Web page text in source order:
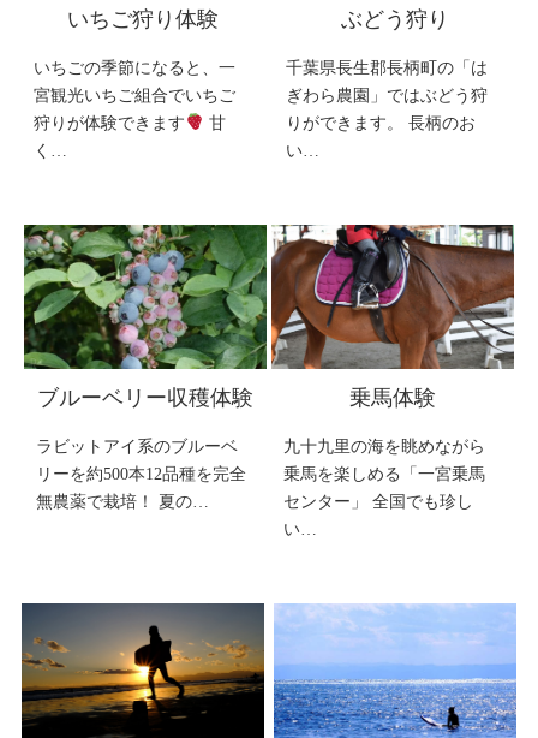
いちご狩り体験
いちごの季節になると、一
宮観光いちご組合でいちご
狩りが体験できます
甘
く…
ぶどう狩り
千葉県長生郡長柄町の「は
ぎわら農園」ではぶどう狩
りができます。 長柄のお
い…
ブルーベリー収穫体験
ラビットアイ系のブルーベ
リーを約500本12品種を完全
無農薬で栽培！ 夏の…
乗馬体験
九十九里の海を眺めながら
乗馬を楽しめる「一宮乗馬
センター」 全国でも珍し
い…